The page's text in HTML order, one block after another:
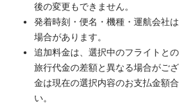
後の変更もできません。
発着時刻・便名・機種・運航会社
場合があります。
追加料金は、選択中のフライトと
旅行代金の差額と異なる場合がご
金は現在の選択内容のお支払金額
い。